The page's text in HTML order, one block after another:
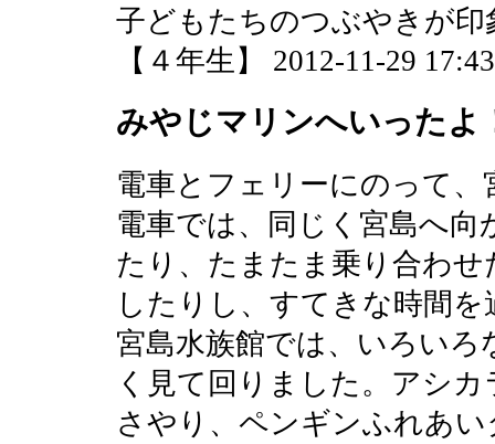
子どもたちのつぶやきが印
【４年生】 2012-11-29
みやじマリンへいったよ
電車とフェリーにのって
電車では、同じく宮島へ
たり、たまたま乗り合わ
したりし、すてきな時間
宮島水族館では、いろい
く見て回りました。アシ
さやり、ペンギンふれあ